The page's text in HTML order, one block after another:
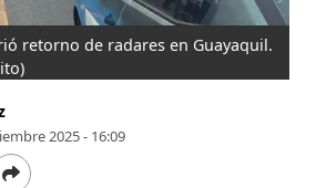
retorno de radares en Guayaquil.
2025 - 16:09